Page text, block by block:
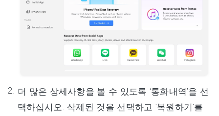
더 많은 상세사항을 볼 수 있도록 ‘통화내역’을 선
택하십시오. 삭제된 것을 선택하고 ‘복원하기’를